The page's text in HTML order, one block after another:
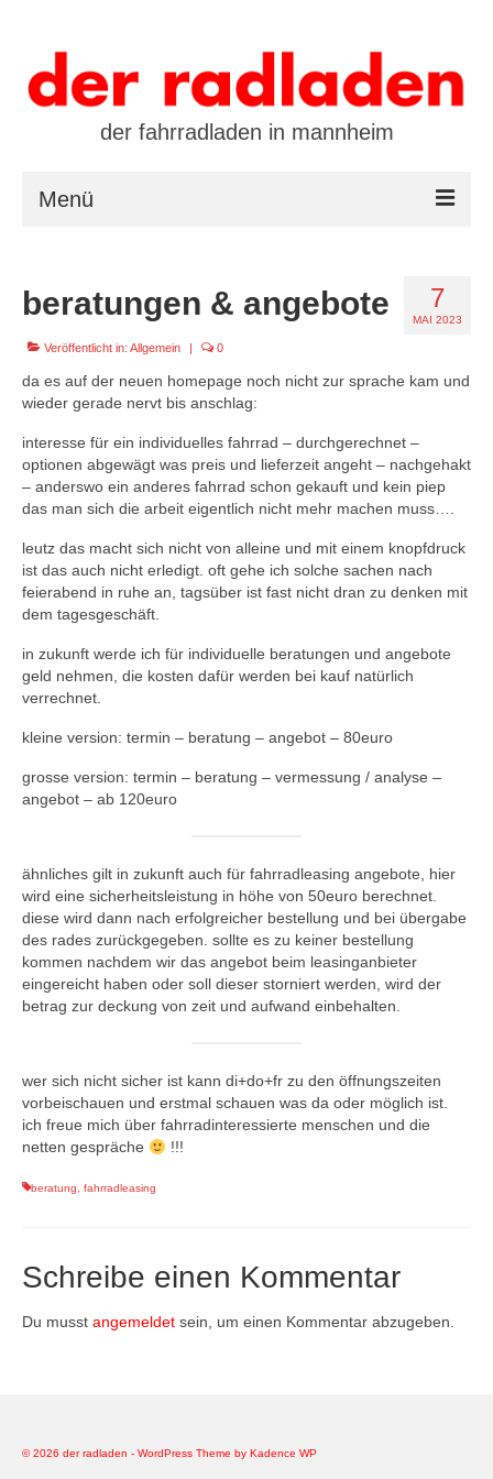
der fahrradladen in mannheim
Menü
marken
öffnungszeiten / kontakt
leasing / finanzierung
preistool
kalender
tout terrain pamir / appia / belair / divide
urban arrow familynext pro / 2026 / 100nm
impressum
7
MAI 2023
beratungen & angebote
Veröffentlicht in: Allgemein | 0
da es auf der neuen homepage noch nicht zur sprache kam und
wieder gerade nervt bis anschlag:
interesse für ein individuelles fahrrad – durchgerechnet –
optionen abgewägt was preis und lieferzeit angeht – nachgehakt
– anderswo ein anderes fahrrad schon gekauft und kein piep
das man sich die arbeit eigentlich nicht mehr machen muss….
leutz das macht sich nicht von alleine und mit einem knopfdruck
ist das auch nicht erledigt. oft gehe ich solche sachen nach
feierabend in ruhe an, tagsüber ist fast nicht dran zu denken mit
dem tagesgeschäft.
in zukunft werde ich für individuelle beratungen und angebote
geld nehmen, die kosten dafür werden bei kauf natürlich
verrechnet.
kleine version: termin – beratung – angebot – 80euro
grosse version: termin – beratung – vermessung / analyse –
angebot – ab 120euro
ähnliches gilt in zukunft auch für fahrradleasing angebote, hier
wird eine sicherheitsleistung in höhe von 50euro berechnet.
diese wird dann nach erfolgreicher bestellung und bei übergabe
des rades zurückgegeben. sollte es zu keiner bestellung
kommen nachdem wir das angebot beim leasinganbieter
eingereicht haben oder soll dieser storniert werden, wird der
betrag zur deckung von zeit und aufwand einbehalten.
wer sich nicht sicher ist kann di+do+fr zu den öffnungszeiten
vorbeischauen und erstmal schauen was da oder möglich ist.
ich freue mich über fahrradinteressierte menschen und die
netten gespräche
!!!
beratung, fahrradleasing
Schreibe einen Kommentar
Du musst angemeldet sein, um einen Kommentar abzugeben.
© 2026 der radladen - WordPress Theme by Kadence WP